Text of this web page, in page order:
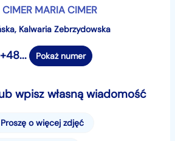
CIMER MARIA CIMER
Kalwaria Zebrzydowska
+48... Pokaż numer
wpisz własną wiadomość
Proszę o więcej zdjęć